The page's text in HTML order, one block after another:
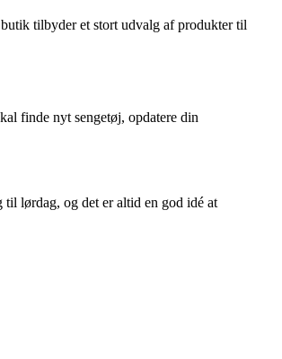
tilbyder et stort udvalg af produkter til
finde nyt sengetøj, opdatere din
lørdag, og det er altid en god idé at